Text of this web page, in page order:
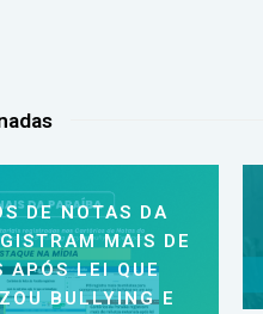
DE NOTAS DA
MAIS DE
APÓS LEI QUE
BULLYING E